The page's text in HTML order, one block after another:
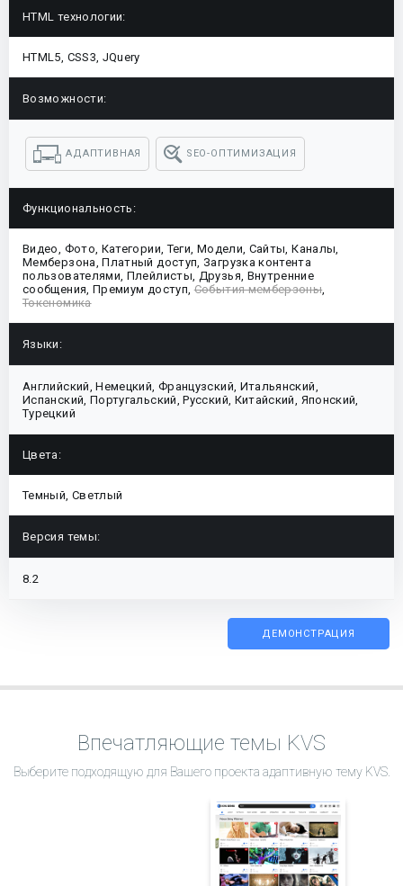
HTML технологии:
HTML5, CSS3, JQuery
Возможности:
АДАПТИВНАЯ SEO-ОПТИМИЗАЦИЯ
Функциональность:
Видео, Фото, Категории, Теги, Модели, Сайты, Каналы,
Мемберзона, Платный доступ, Загрузка контента
пользователями, Плейлисты, Друзья, Внутренние
сообщения, Премиум доступ,События мемберзоны
Токеномика
Языки:
Английский, Немецкий, Французский, Итальянский,
Испанский, Португальский, Русский, Китайский, Японский,
Турецкий
Цвета:
Темный, Светлый
Версия темы:
8.2
ДЕМОНСТРАЦИЯ
Впечатляющие темы KVS
Выберите подходящую для Вашего проекта адаптивную тему KVS.